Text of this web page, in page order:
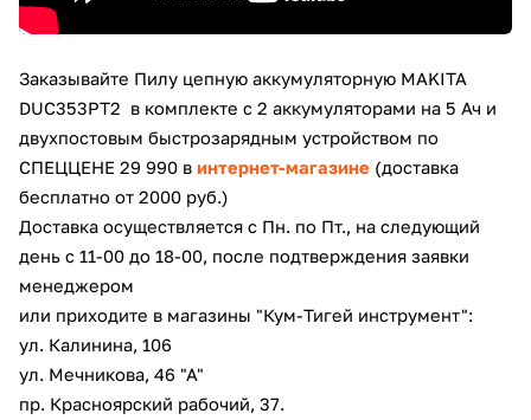
Заказывайте Пилу цепную аккумуляторную MAKITA
DUC353PT2 в комплекте с 2 аккумуляторами на 5 Ач и
двухпостовым быстрозарядным устройством по
СПЕЦЦЕНЕ 29 990 в интернет-магазине (доставка
бесплатно от 2000 руб.)
Доставка осуществляется с Пн. по Пт., на следующий
день с 11-00 до 18-00, после подтверждения заявки
менеджером
или приходите в магазины "Кум-Тигей инструмент":
ул. Калинина, 106
ул. Мечникова, 46 "А"
пр. Красноярский рабочий, 37.